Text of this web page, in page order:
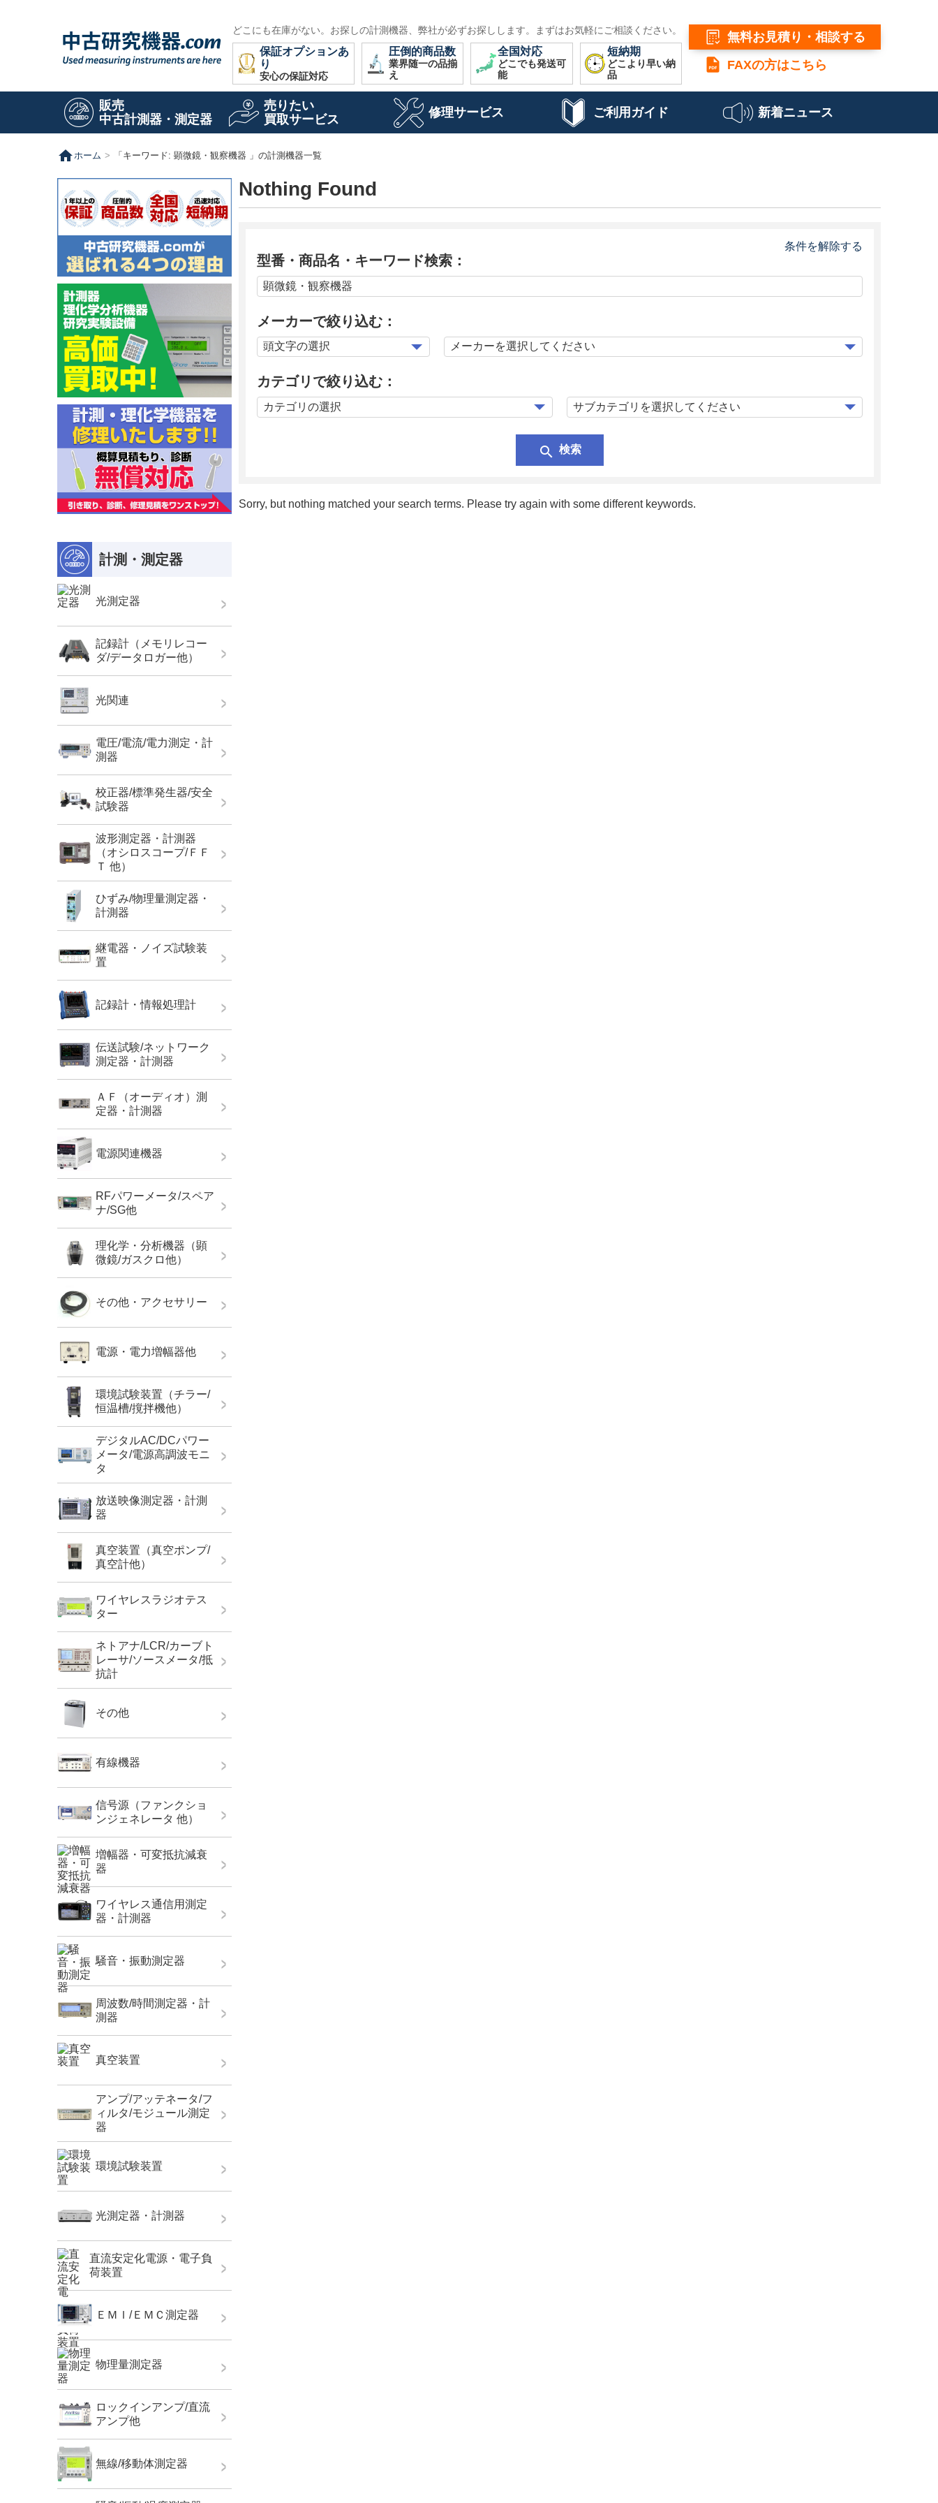
どこにも在庫がない。お探しの計測機器、弊社が必ずお探しします。まずはお気軽にご相談ください。
保証オプションあ
り
安心の保証対応
圧倒的商品数
業界随一の品揃
え
全国対応
どこでも発送可
能
短納期
どこより早い納
品
無料お見積り・相談する
FAXの方はこちら
販売
中古計測器・測定器
売りたい
買取サービス
修理サービス ご利用ガイド 新着ニュース
homeホーム 「キーワード: 顕微鏡・観察機器 」の計測機器一覧
Nothing Found
条件を解除する
型番・商品名・キーワード検索：
メーカーで絞り込む：
カテゴリで絞り込む：
search 検索
Sorry, but nothing matched your search terms. Please try again with some different keywords.
計測・測定器
光測定器
記録計（メモリレコー
ダ/データロガー他）
光関連
電圧/電流/電力測定・計
測器
校正器/標準発生器/安全
試験器
波形測定器・計測器
（オシロスコープ/ＦＦ
Ｔ 他）
ひずみ/物理量測定器・
計測器
継電器・ノイズ試験装
置
記録計・情報処理計
伝送試験/ネットワーク
測定器・計測器
ＡＦ（オーディオ）測
定器・計測器
電源関連機器
RFパワーメータ/スペア
ナ/SG他
理化学・分析機器（顕
微鏡/ガスクロ他）
その他・アクセサリー
電源・電力増幅器他
環境試験装置（チラー/
恒温槽/撹拌機他）
デジタルAC/DCパワー
メータ/電源高調波モニ
タ
放送映像測定器・計測
器
真空装置（真空ポンプ/
真空計他）
ワイヤレスラジオテス
ター
ネトアナ/LCR/カーブト
レーサ/ソースメータ/抵
抗計
その他
有線機器
信号源（ファンクショ
ンジェネレータ 他）
増幅器・可変抵抗減衰
器
ワイヤレス通信用測定
器・計測器
騒音・振動測定器
周波数/時間測定器・計
測器
真空装置
アンプ/アッテネータ/フ
ィルタ/モジュール測定
器
環境試験装置
光測定器・計測器
直流安定化電源・電子負
荷装置
ＥＭＩ/ＥＭＣ測定器
物理量測定器
ロックインアンプ/直流
アンプ他
無線/移動体測定器